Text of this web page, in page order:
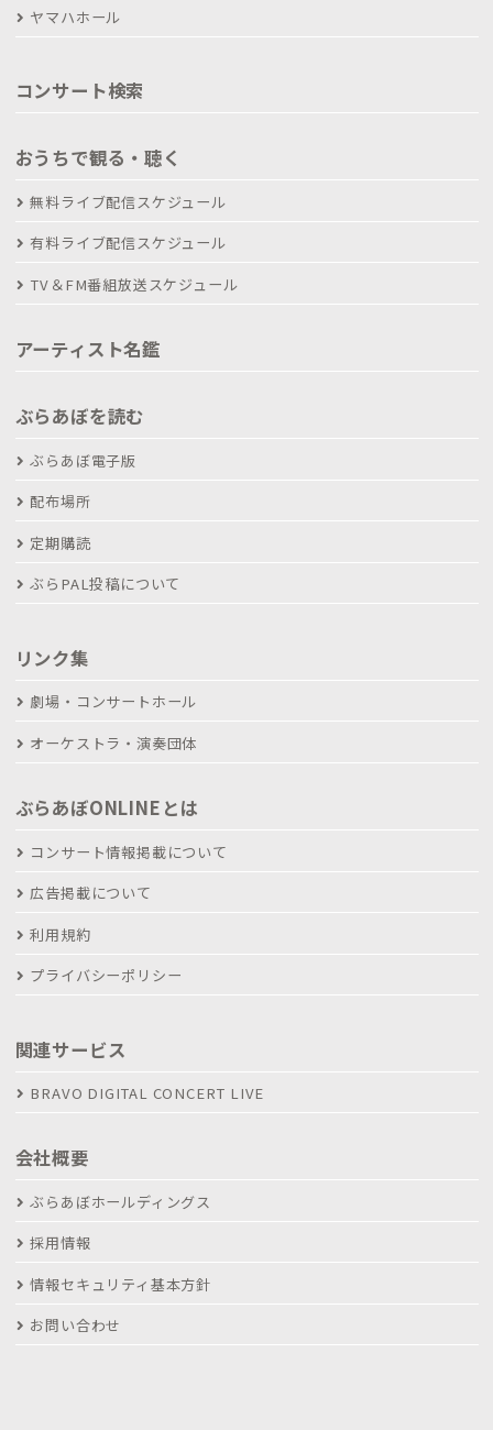
ヤマハホール
コンサート検索
おうちで観る・聴く
無料ライブ配信スケジュール
有料ライブ配信スケジュール
TV＆FM番組放送スケジュール
アーティスト名鑑
ぶらあぼを読む
ぶらあぼ電子版
配布場所
定期購読
ぶらPAL投稿について
リンク集
劇場・コンサートホール
オーケストラ・演奏団体
ぶらあぼONLINEとは
コンサート情報掲載について
広告掲載について
利用規約
プライバシーポリシー
関連サービス
BRAVO DIGITAL CONCERT LIVE
会社概要
ぶらあぼホールディングス
採用情報
情報セキュリティ基本方針
お問い合わせ